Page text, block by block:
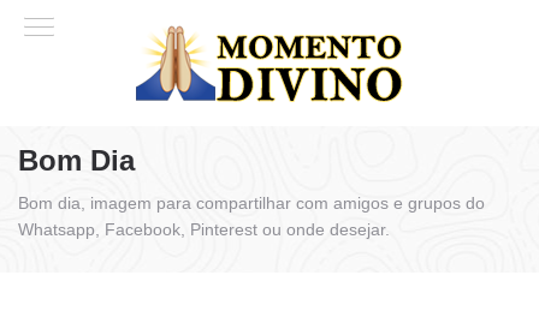
Bom Dia
Bom dia, imagem para compartilhar com amigos e grupos do
Whatsapp, Facebook, Pinterest ou onde desejar.